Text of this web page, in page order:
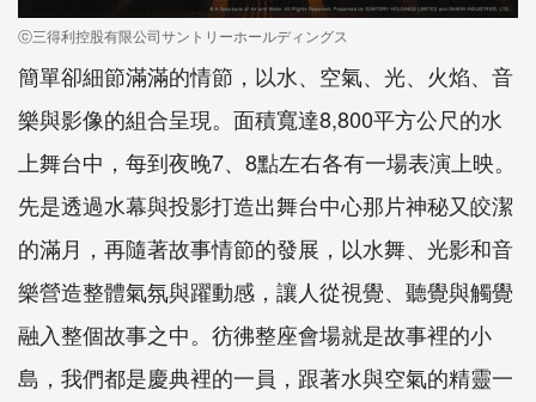
ⓒ三得利控股有限公司サントリーホールディングス
簡單卻細節滿滿的情節，以水、空氣、光、火焰、音
樂與影像的組合呈現。面積寬達8,800平方公尺的水
上舞台中，每到夜晚7、8點左右各有一場表演上映。
先是透過水幕與投影打造出舞台中心那片神秘又皎潔
的滿月，再隨著故事情節的發展，以水舞、光影和音
樂營造整體氣氛與躍動感，讓人從視覺、聽覺與觸覺
融入整個故事之中。彷彿整座會場就是故事裡的小
島，我們都是慶典裡的一員，跟著水與空氣的精靈一